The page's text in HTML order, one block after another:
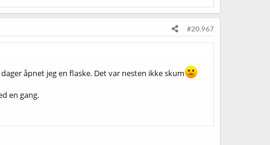
#20.967
åpnet jeg en flaske. Det var nesten ikke skum
en gang.